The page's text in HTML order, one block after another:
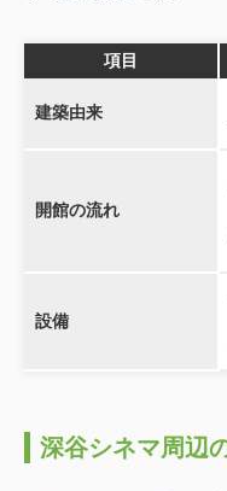
項目
建築由来
開館の流れ
設備
深谷シネマ周辺